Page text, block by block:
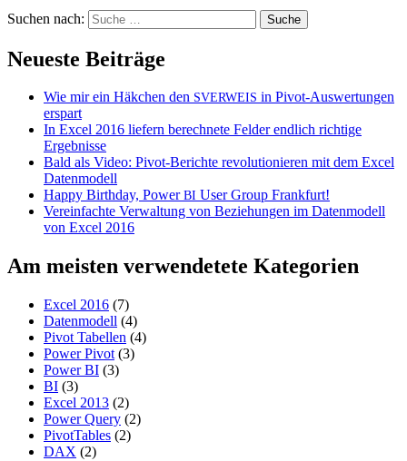
Suchen nach:
Neueste Beiträge
Wie mir ein Häkchen den SVERWEIS in Pivot-Auswertungen
erspart
In Excel 2016 liefern berechnete Felder endlich richtige
Ergebnisse
Bald als Video: Pivot-Berichte revolutionieren mit dem Excel
Datenmodell
Happy Birthday, PowerBI User Group Frankfurt!
Vereinfachte Verwaltung von Beziehungen im Datenmodell
von Excel 2016
Am meisten verwendetete Kategorien
Excel 2016 (7)
Datenmodell (4)
Pivot Tabellen (4)
Power Pivot (3)
Power BI (3)
BI (3)
Excel 2013 (2)
Power Query (2)
PivotTables (2)
DAX (2)